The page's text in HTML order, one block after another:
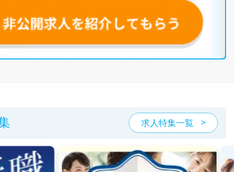
お申し込みいただくと、ご希望条件をヒアリン
たします。
求人特集一覧